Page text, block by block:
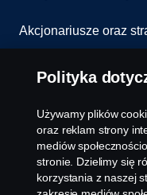
Akcjonariusze oraz
Informowanie o
Kontakt
Komunikaty
Ustawienie plików
Polityka
Używamy plików
oraz reklam strony
mediów
stronie. Dzielimy się
korzystania z naszej